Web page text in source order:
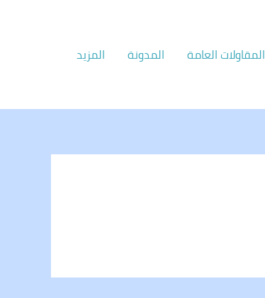
المقاولات العامة المدونة المزيد